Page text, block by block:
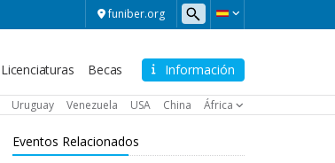
funiber.org
Información
Licenciaturas Becas
Uruguay Venezuela USA China África
Eventos Relacionados